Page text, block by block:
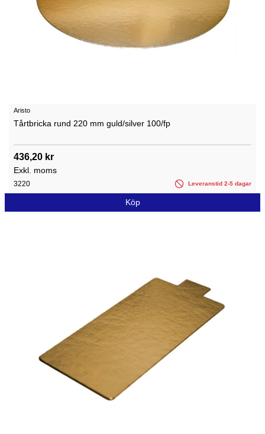
Aristo
Tårtbricka rund 220 mm guld/silver 100/fp
436,20 kr
Exkl. moms
3220 Leveranstid 2-5 dagar
Köp